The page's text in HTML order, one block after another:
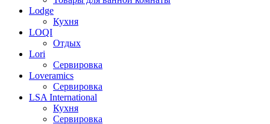
Lodge
Кухня
LOQI
Отдых
Lori
Сервировка
Loveramics
Сервировка
LSA International
Кухня
Сервировка